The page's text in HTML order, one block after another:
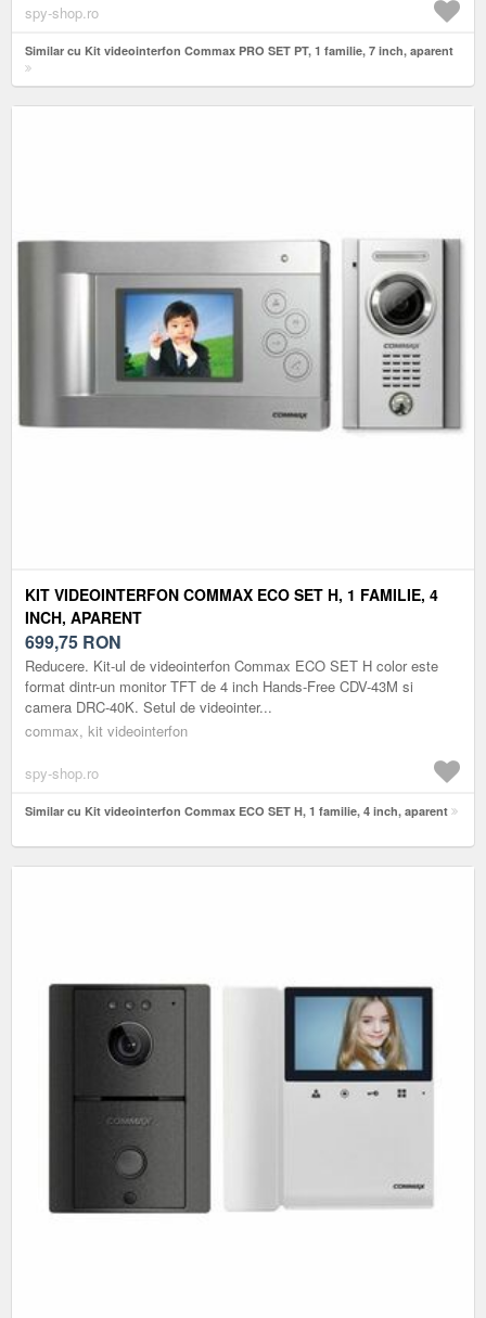
spy-shop.ro
Similar cu Kit videointerfon Commax PRO SET PT, 1 familie, 7 inch, aparent
KIT VIDEOINTERFON COMMAX ECO SET H, 1 FAMILIE, 4
INCH, APARENT
699,75 RON
Reducere. Kit-ul de videointerfon Commax ECO SET H color este
format dintr-un monitor TFT de 4 inch Hands-Free CDV-43M si
camera DRC-40K. Setul de videointer...
commax, kit videointerfon
spy-shop.ro
Similar cu Kit videointerfon Commax ECO SET H, 1 familie, 4 inch, aparent